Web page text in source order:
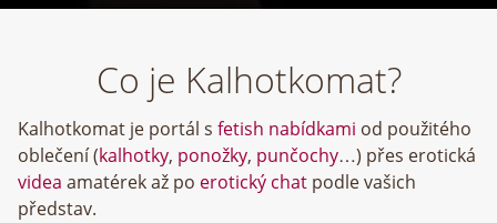
Co je Kalhotkomat?
Kalhotkomat je portál s fetish nabídkami od použitého
oblečení (kalhotky, ponožky, punčochy…) přes erotická
videa amatérek až po erotický chat podle vašich
představ.